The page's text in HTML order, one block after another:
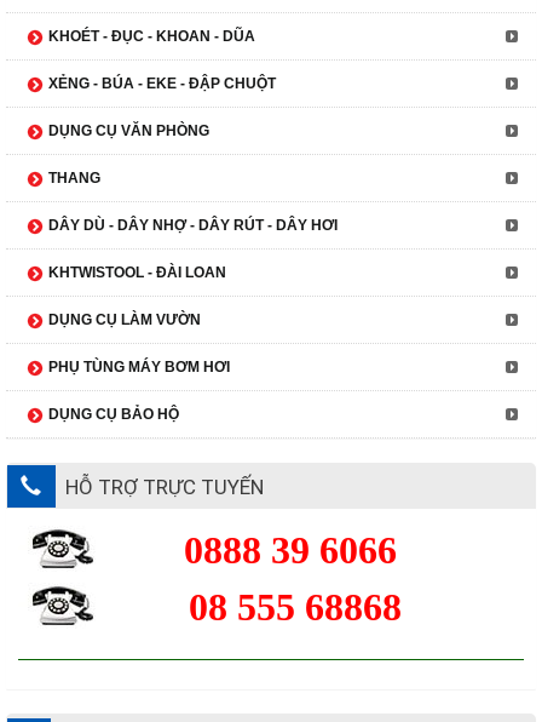
KHOÉT - ĐỤC - KHOAN - DŨA
XẺNG - BÚA - EKE - ĐẬP CHUỘT
DỤNG CỤ VĂN PHÒNG
THANG
DÂY DÙ - DÂY NHỢ - DÂY RÚT - DÂY HƠI
KHTWISTOOL - ĐÀI LOAN
DỤNG CỤ LÀM VƯỜN
PHỤ TÙNG MÁY BƠM HƠI
DỤNG CỤ BẢO HỘ
HỖ TRỢ TRỰC TUYẾN
0888 39 6066
08 555 68868